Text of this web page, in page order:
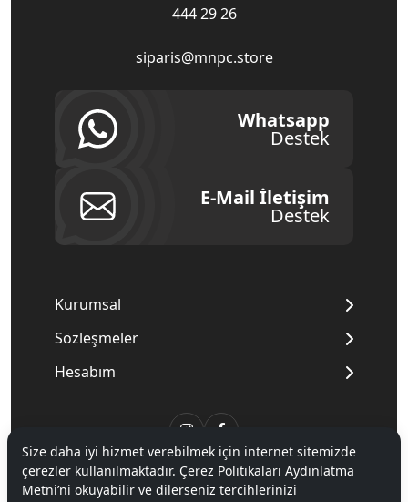
444 29 26
siparis@mnpc.store
Whatsapp
Destek
E-Mail İletişim
Destek
Kurumsal
Sözleşmeler
Hesabım
© 2020Mnpc. Tüm hakları saklıdır.
Size daha iyi hizmet verebilmek için internet sitemizde
çerezler kullanılmaktadır. Çerez Politikaları Aydınlatma
Metni’ni okuyabilir ve dilerseniz tercihlerinizi